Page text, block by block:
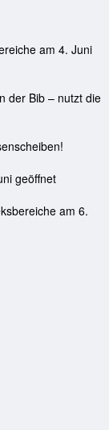
am 4. Juni
der Bib – nutzt die
geöffnet
am 6.